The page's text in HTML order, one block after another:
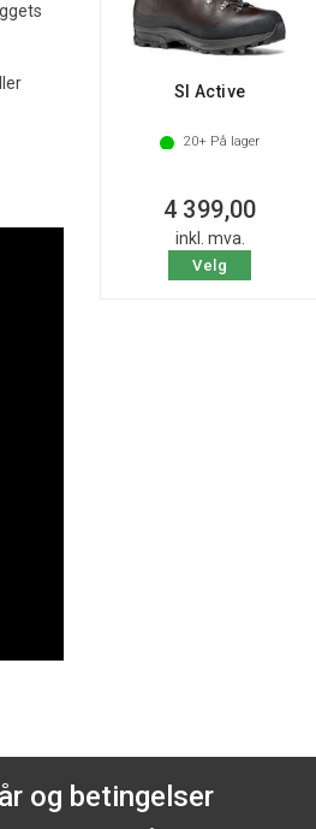
Sl Active
20+ På lager
4 399,00
inkl. mva.
Velg
og betingelser